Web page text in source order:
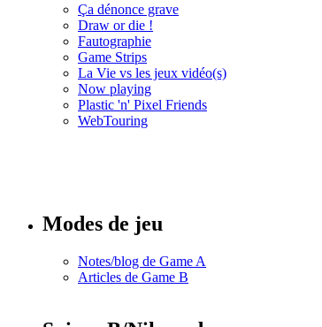
Ça dénonce grave
Draw or die !
Fautographie
Game Strips
La Vie vs les jeux vidéo(s)
Now playing
Plastic 'n' Pixel Friends
WebTouring
Modes de jeu
Notes/blog de Game A
Articles de Game B